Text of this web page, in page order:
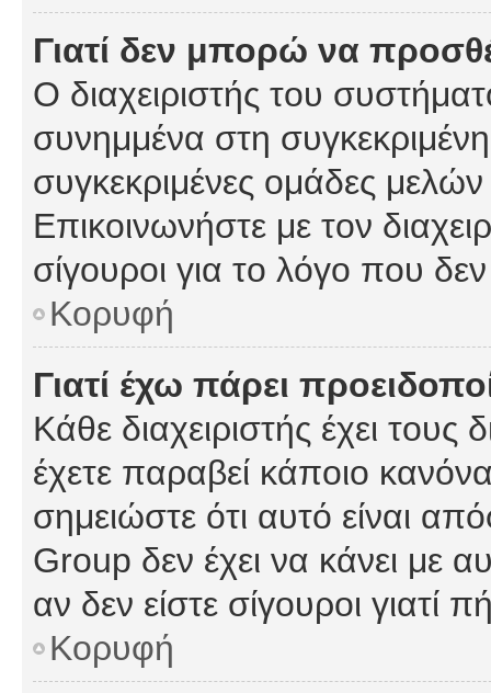
Γιατί δεν μπορώ να
Ο διαχειριστής του
συνημμένα στη
συγκεκριμένες ομάδες
Επικοινωνήστε με τον
σίγουροι για το λόγο που
Κορυφή
Γιατί έχω πάρει
Κάθε διαχειριστής έχει
έχετε παραβεί κάποιο
σημειώστε ότι αυτό είναι
Group δεν έχει να κάνει με
αν δεν είστε σίγουροι γιατί
Κορυφή